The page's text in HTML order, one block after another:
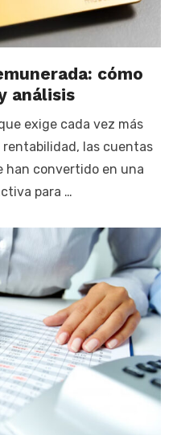
cómo
análisis
exige cada vez más
las cuentas
han convertido en una
para …